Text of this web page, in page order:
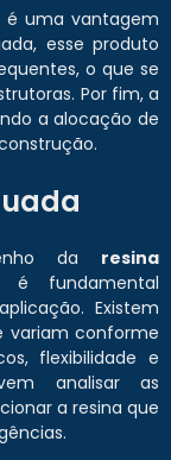
é uma vantagem
esse produto
o que se
Por fim, a
a alocação de
da resina
é fundamental
Existem
variam conforme
flexibilidade e
analisar as
a resina que